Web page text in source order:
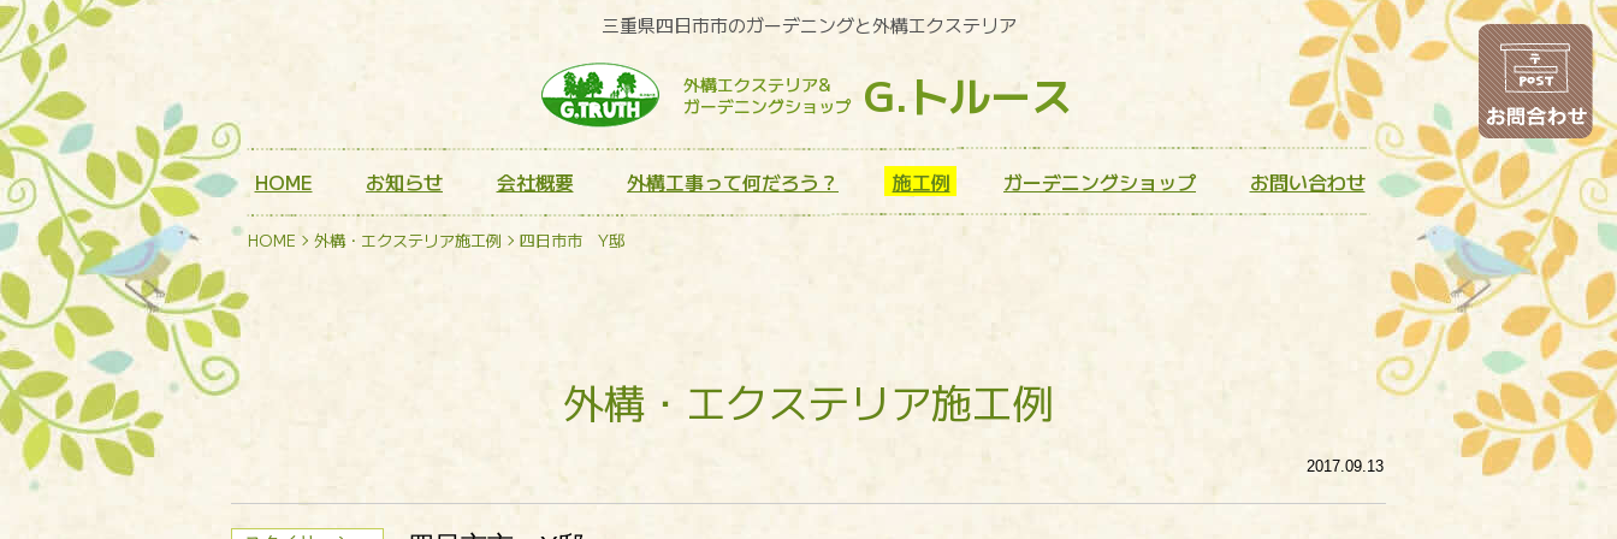
三重県四日市市のガーデニングと外構エクステリア
外構エクステリア&
ガーデニングショップ G.トルース
HOME お知らせ 会社概要 外構工事って何だろう？ 施工例 ガーデニングショップ お問い合わせ
HOME 外構・エクステリア施工例 四日市市 Y邸
外構・エクステリア施工例
2017.09.13